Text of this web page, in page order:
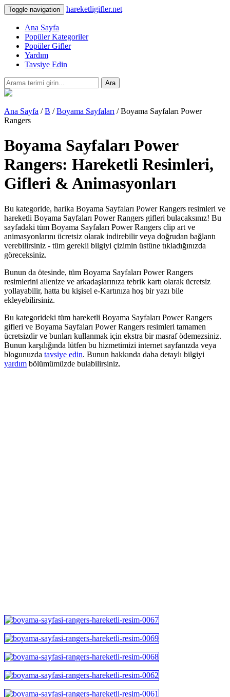
Toggle navigation hareketligifler.net
Ana Sayfa
Popüler Kategoriler
Popüler Gifler
Yardım
Tavsiye Edin
Ara
Ana Sayfa /B /Boyama Sayfaları / Boyama Sayfaları Power
Rangers
Boyama Sayfaları Power
Rangers: Hareketli Resimleri,
Gifleri & Animasyonları
Bu kategoride, harika Boyama Sayfaları Power Rangers resimleri ve
hareketli Boyama Sayfaları Power Rangers gifleri bulacaksınız! Bu
sayfadaki tüm Boyama Sayfaları Power Rangers clip art ve
animasyonlarını ücretsiz olarak indirebilir veya doğrudan bağlantı
verebilirsiniz - tüm gerekli bilgiyi çizimin üstüne tıkladığınızda
göreceksiniz.
Bunun da ötesinde, tüm Boyama Sayfaları Power Rangers
resimlerini ailenize ve arkadaşlarınıza tebrik kartı olarak ücretsiz
yollayabilir, hatta bu kişisel e-Kartınıza hoş bir yazı bile
ekleyebilirsiniz.
Bu kategorideki tüm hareketli Boyama Sayfaları Power Rangers
gifleri ve Boyama Sayfaları Power Rangers resimleri tamamen
ücretsizdir ve bunları kullanmak için ekstra bir masraf ödemezsiniz.
Bunun karşılığında lütfen bu hizmetimizi internet sayfanızda veya
blogunuzda tavsiye edin. Bunun hakkında daha detaylı bilgiyi
yardım bölümümüzde bulabilirsiniz.